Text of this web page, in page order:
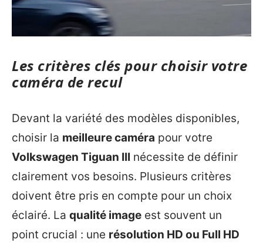
Les critères clés pour choisir votre
caméra de recul
Devant la variété des modèles disponibles,
choisir la meilleure caméra pour votre
Volkswagen Tiguan III nécessite de définir
clairement vos besoins. Plusieurs critères
doivent être pris en compte pour un choix
éclairé. La qualité image est souvent un
point crucial : une résolution HD ou Full HD